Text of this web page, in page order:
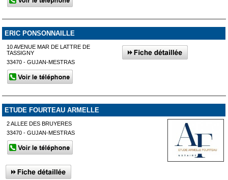
ERIC PONSONNAILLE
10 AVENUE MAR DE LATTRE DE
TASSIGNY
33470 - GUJAN-MESTRAS
ETUDE FOURTEAU ARMELLE
2 ALLEE DES BRUYERES
33470 - GUJAN-MESTRAS